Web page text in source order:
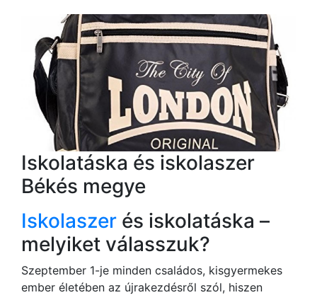
Iskolatáska és iskolaszer
Békés megye
Iskolaszer és iskolatáska –
melyiket válasszuk?
Szeptember 1-je minden családos, kisgyermekes
ember életében az újrakezdésről szól, hiszen